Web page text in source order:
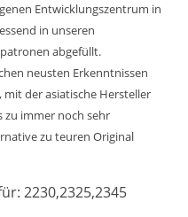
Entwicklungszentrum in
in unseren
abgefüllt.
neusten Erkenntnissen
der asiatische Hersteller
zu immer noch sehr
zu teuren Original
2230,2325,2345